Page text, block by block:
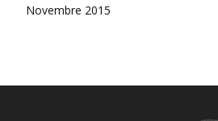
Novembre 2015